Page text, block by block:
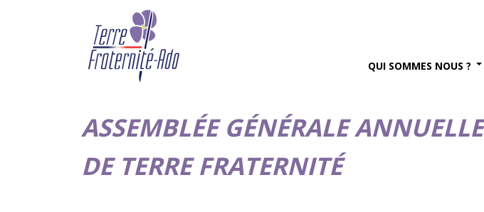
QUI SOMMES NOUS ?
ASSEMBLÉE GÉNÉRALE ANNUELLE
DE TERRE FRATERNITÉ